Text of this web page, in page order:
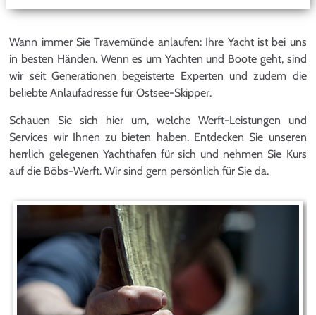
Wann immer Sie Travemünde anlaufen: Ihre Yacht ist bei uns
in besten Händen. Wenn es um Yachten und Boote geht, sind
wir seit Generationen begeisterte Experten und zudem die
beliebte Anlaufadresse für Ostsee-Skipper.
Schauen Sie sich hier um, welche Werft-Leistungen und
Services wir Ihnen zu bieten haben. Entdecken Sie unseren
herrlich gelegenen Yachthafen für sich und nehmen Sie Kurs
auf die Böbs-Werft. Wir sind gern persönlich für Sie da.